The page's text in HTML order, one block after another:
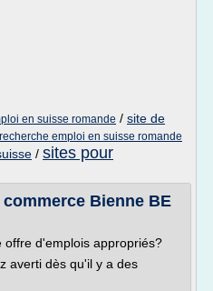
en suisse romande / site de
recherche emploi en suisse romande
/ sites pour
Bienne BE
offre d'emplois appropriés?
averti dès qu'il y a des